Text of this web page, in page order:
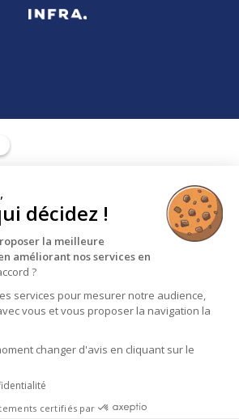
décidez !
la meilleure
améliorant nos services en
?
services pour mesurer notre audience,
vous et vous proposer la navigation la
changer d'avis en cliquant sur le
certifiés par